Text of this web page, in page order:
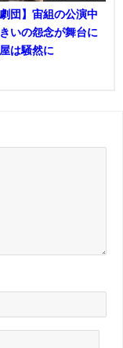
劇団】宙組の公演中
いの怨念が舞台に
は騒然に